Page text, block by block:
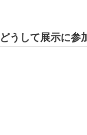
どうして展示に参